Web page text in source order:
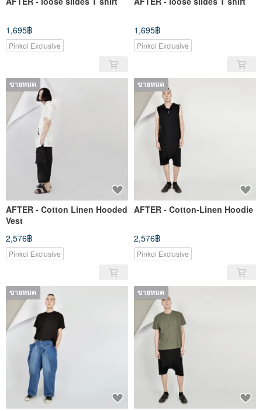
1,695฿
Pinkoi Exclusive
1,695฿
Pinkoi Exclusive
ขายหมด
AFTER - Cotton Linen Hooded
Vest
2,576฿
Pinkoi Exclusive
ขายหมด
AFTER - Cotton-Linen Hoodie
2,576฿
Pinkoi Exclusive
ขายหมด ขายหมด